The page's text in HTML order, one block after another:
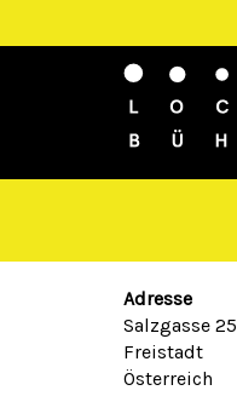
Adresse
Salzgasse 25
Freistadt
Österreich